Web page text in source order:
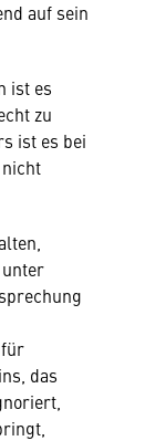
auf sein
ist es
zu
ist es bei
das